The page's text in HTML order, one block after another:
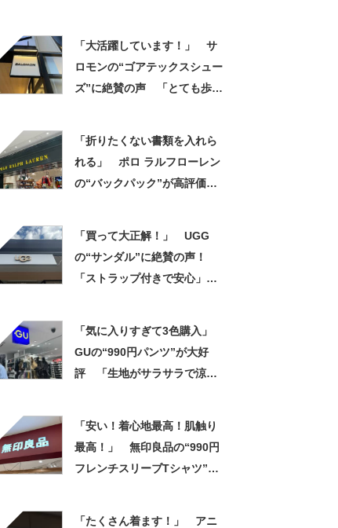
「大活躍しています！」 サ
ロモンの“ゴアテックスシュー
ズ”に絶賛の声 「とても歩き
「折りたくない書類を入れら
れる」 ポロ ラルフローレン
の“バックパック”が高評価
「買って大正解！」 UGG
の“サンダル”に絶賛の声！
「ストラップ付きで安心」
「気に入りすぎて3色購入」
GUの“990円パンツ”が大好
評 「生地がサラサラで涼し
「安い！着心地最高！肌触り
最高！」 無印良品の“990円
フレンチスリーブTシャツ”が
「たくさん着ます！」 アニ